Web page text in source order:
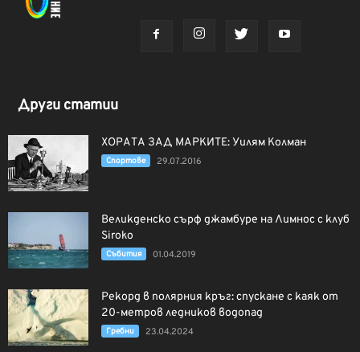
Други статии
ХОРАТА ЗАД МАРКИТЕ: Уилям Колман
Спортове 29.07.2016
Великденско сърф джамбуре на Лимнос с клуб
Siroko
Събития 01.04.2019
Рекорд в полярния кръг: спускане с каяк от
20-метров ледников водопад
Гребни 23.04.2024